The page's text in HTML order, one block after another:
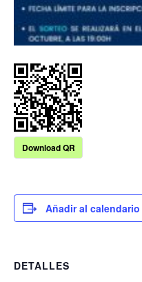
Download QR
Añadir al calendario
DETALLES